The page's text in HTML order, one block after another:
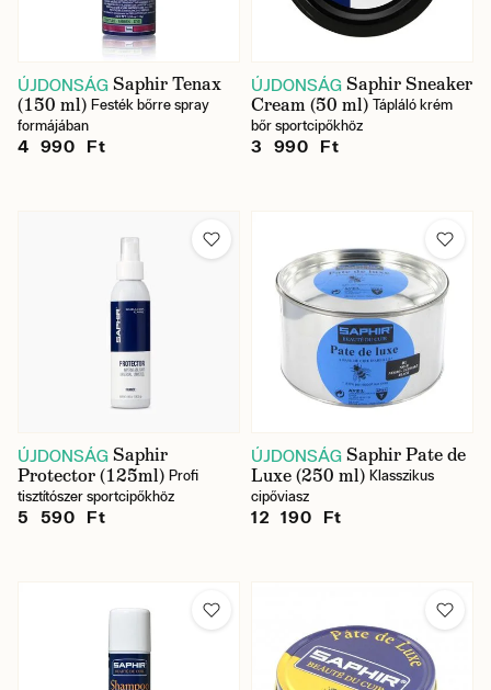
ÚJDONSÁG Saphir Tenax
(150 ml) Festék bőrre spray
formájában
4 990 Ft
ÚJDONSÁG Saphir Sneaker
Cream (50 ml) Tápláló krém
bőr sportcipőkhöz
3 990 Ft
ÚJDONSÁG Saphir
Protector (125ml) Profi
tisztítószer sportcipőkhöz
5 590 Ft
ÚJDONSÁG Saphir Pate de
Luxe (250 ml) Klasszikus
cipőviasz
12 190 Ft